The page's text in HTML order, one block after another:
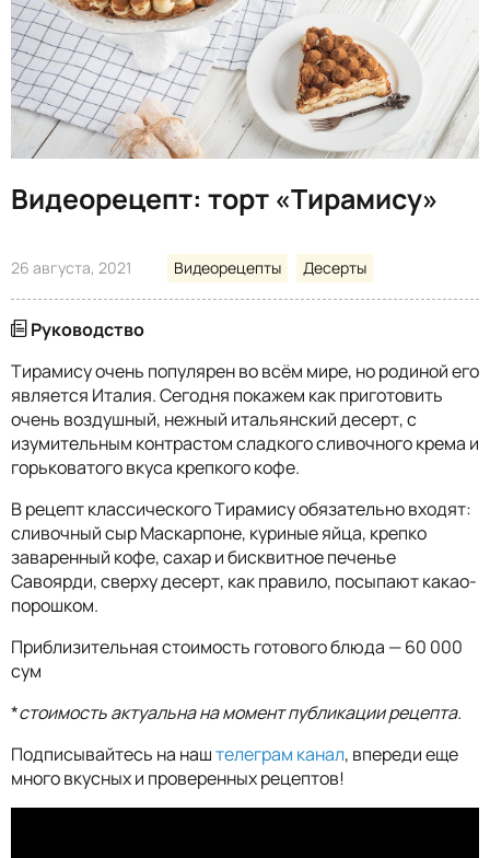
Видеорецепт: торт «Тирамису»
26 августа, 2021 Видеорецепты Десерты
Руководство
Тирамису очень популярен во всём мире, но родиной его
является Италия. Сегодня покажем как приготовить
очень воздушный, нежный итальянский десерт, с
изумительным контрастом сладкого сливочного крема и
горьковатого вкуса крепкого кофе.
В рецепт классического Тирамису обязательно входят:
сливочный сыр Маскарпоне, куриные яйца, крепко
заваренный кофе, сахар и бисквитное печенье
Савоярди, сверху десерт, как правило, посыпают какао-
порошком.
Приблизительная стоимость готового блюда — 60 000
сум
*стоимость актуальна на момент публикации рецепта.
Подписывайтесь на наштелеграм канал, впереди еще
много вкусных и проверенных рецептов!